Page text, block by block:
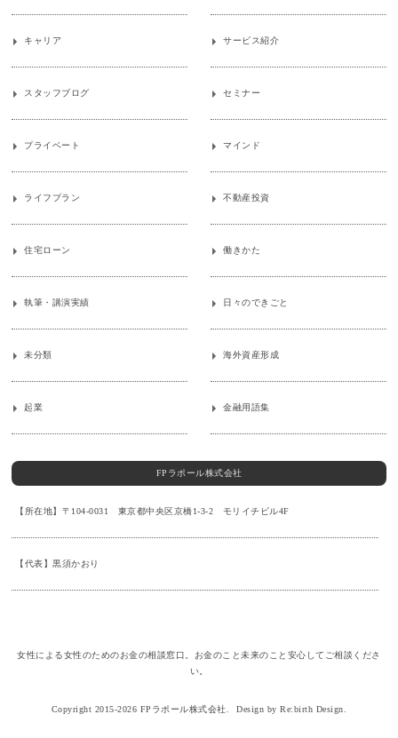
キャリア サービス紹介
スタッフブログ セミナー
プライベート マインド
ライフプラン 不動産投資
住宅ローン 働きかた
執筆・講演実績 日々のできごと
未分類 海外資産形成
起業 金融用語集
FPラポール株式会社
【所在地】〒104-0031 東京都中央区京橋1-3-2 モリイチビル4F
【代表】黒須かおり
女性による女性のためのお金の相談窓口。お金のこと未来のこと安心してご相談くださ
い。
Copyright 2015-2026 FPラポール株式会社. Design by Re:birth Design.